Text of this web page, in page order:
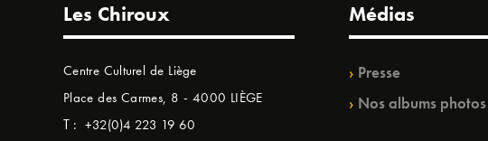
Les Chiroux
Centre Culturel de Liège
Place des Carmes, 8 - 4000 LIÈGE
T : +32(0)4 223 19 60
Médias
Presse
Nos albums photos